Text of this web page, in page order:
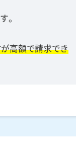
。
高額で請求でき